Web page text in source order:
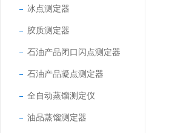
冰点测定器
胶质测定器
石油产品闭口闪点测定器
石油产品凝点测定器
全自动蒸馏测定仪
油品蒸馏测定器